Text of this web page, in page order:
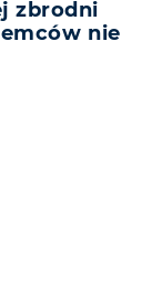
zbrodni
nie